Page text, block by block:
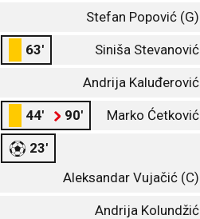
Stefan Popović (G)
63' Siniša Stevanović
Andrija Kaluđerović
44' 90' Marko Ćetković
23'
Aleksandar Vujačić (C)
Andrija Kolundžić